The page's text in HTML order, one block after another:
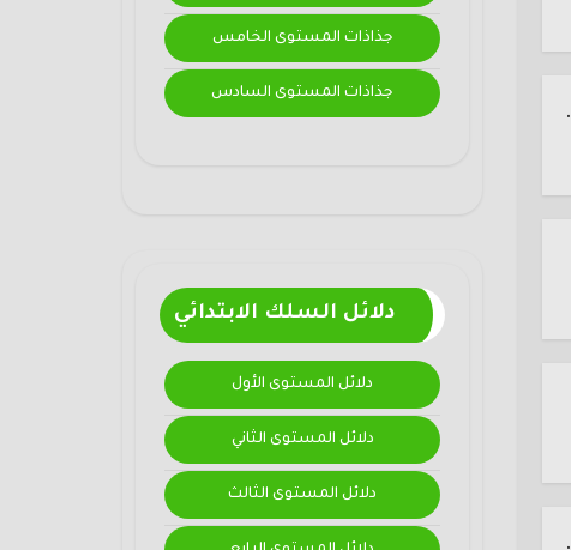
جذاذات المستوى الخامس
جذاذات المستوى السادس
دلائل السلك الابتدائي
دلائل المستوى الأول
دلائل المستوى الثاني
دلائل المستوى الثالث